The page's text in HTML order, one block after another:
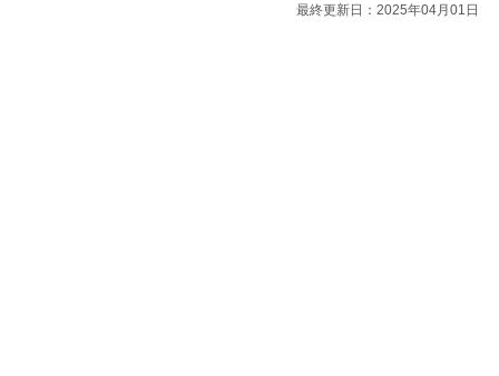
最終更新日：2025年04月01日